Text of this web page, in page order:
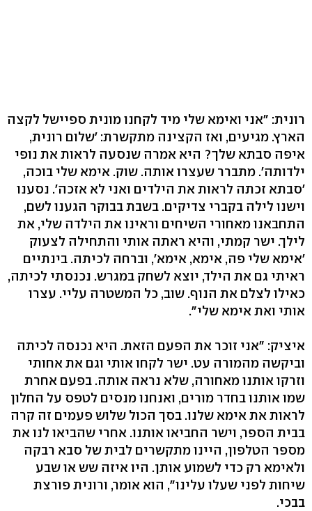
רונית: "אני ואימא שלי מיד לקחנו מונית ספיישל לקצה
הארץ. מגיעים, ואז הקצינה מתקשרת: 'שלום רונית,
איפה סבתא שלך? היא אמרה שנסעה לראות את נופי
ילדותה'. מתברר שעצרו אותה. שוק. אימא שלי בוכה,
'סבתא זכתה לראות את הילדים ואני לא אזכה'. נסענו
וישנו לילה בקברי צדיקים. בשבת בבוקר הגענו לשם,
התחבאנו מאחורי השיחים וראינו את הילדה שלי, את
לילך. ישר קמתי, והיא ראתה אותי והתחילה לצעוק
'אימא שלי פה, אימא, אימא', וברחה לכיתה. בינתיים
ראיתי גם את הילד, יוצא לשחק במגרש. נכנסתי לכיתה,
כאילו לצלם את הנוף. שוב, כל המשטרה עליי. עצרו
אותי ואת אימא שלי".
איציק: "אני זוכר את הפעם הזאת. היא נכנסה לכיתה
וביקשה מהמורה עט. ישר לקחו אותי וגם את אחותי
וזרקו אותנו מאחורה, שלא נראה אותה. בפעם אחרת
שמו אותנו בחדר מורים, ואנחנו מנסים לטפס על החלון
לראות את אימא שלנו. בסך הכול שלוש פעמים זה קרה
בבית הספר, וישר החביאו אותנו. אחרי שהביאו לנו את
מספר הטלפון, היינו מתקשרים לבית של סבא רבקה
ולאימא רק כדי לשמוע אותן. היו איזה שש או שבע
שיחות לפני שעלו עלינו", הוא אומר, ורונית פורצת
בבכי.